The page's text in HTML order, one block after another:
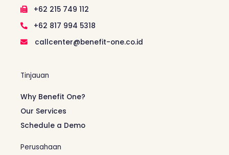
+62 215 749 112
+62 817 994 5318
callcenter@benefit-one.co.id
Tinjauan
Why Benefit One?
Our Services
Schedule a Demo
Perusahaan